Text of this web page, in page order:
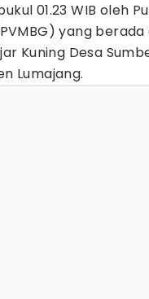
01.23 WIB oleh
yang
Kuning Desa
Lumajang.